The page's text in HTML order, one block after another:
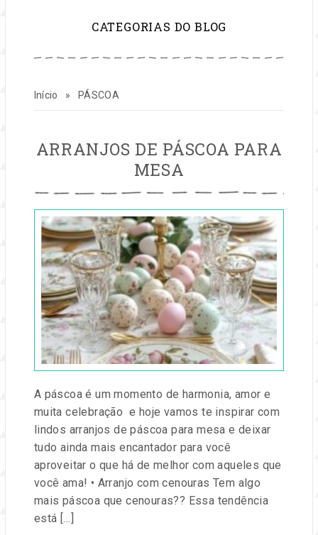
inspirar
sua
vida
e
seu
negócio
de
festas
e
eventos.
CATEGORIAS DO BLOG
Início » PÁSCOA
PÁSCOA
ARRANJOS DE PÁSCOA PARA
MESA
Publicado
em
26
mar,
2025por
Entre
na
Festa
A páscoa é um momento de harmonia, amor e
muita celebração e hoje vamos te inspirar com
lindos arranjos de páscoa para mesa e deixar
tudo ainda mais encantador para você
aproveitar o que há de melhor com aqueles que
você ama! • Arranjo com cenouras Tem algo
mais páscoa que cenouras?? Essa tendência
está […]